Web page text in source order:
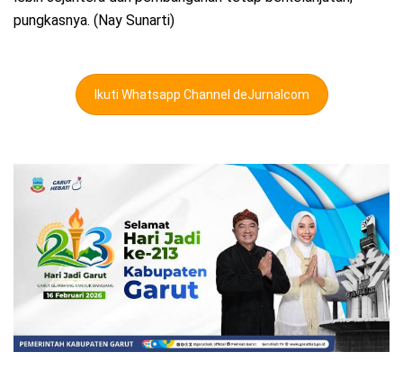
pungkasnya. (Nay Sunarti)
Ikuti Whatsapp Channel deJurnalcom